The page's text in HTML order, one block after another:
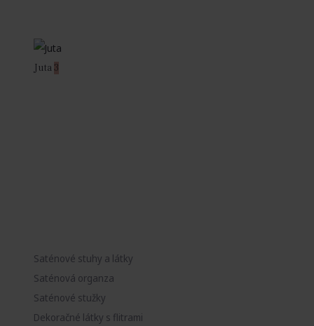
Juta 3
Saténové stuhy a látky
Saténová organza
Saténové stužky
Dekoračné látky s flitrami